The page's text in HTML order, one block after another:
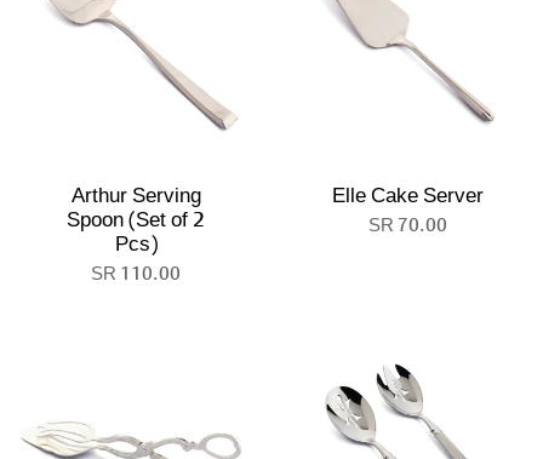
Elle Cake Server
70.00 SR
Arthur Serving
Spoon (Set of 2
Pcs)
110.00 SR